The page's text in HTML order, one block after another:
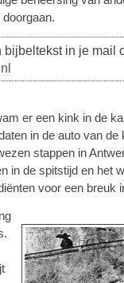
bijbeltekst in je mail
er een kink in de
in de auto van
stappen in
in de spitstijd en het
voor een breuk